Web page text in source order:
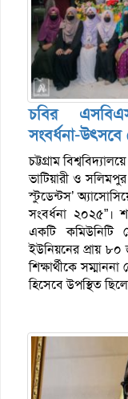
চবির
সংবর্ধনা-উৎসবে
চট্টগ্রাম
ভাটিয়ারী ও
স্টুডেন্টস’
সংবর্ধনা ২০২৫”।
একটি কমিউনিটি
ইউনিয়নের প্রায়
শিক্ষার্থীকে
হিসেবে উপস্থিত